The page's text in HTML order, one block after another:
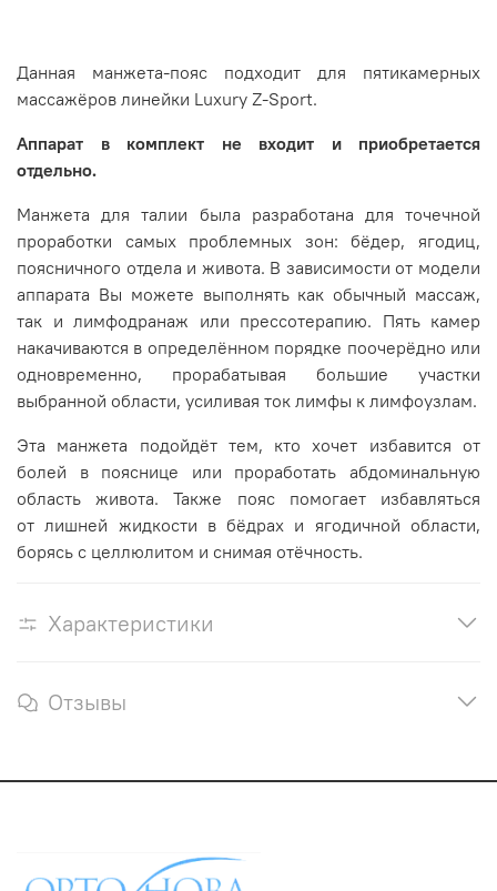
Данная манжета-пояс подходит для пятикамерных
массажёров линейки Luxury Z-Sport.
Аппарат в комплект не входит и приобретается
отдельно.
Манжета для талии была разработана для точечной
проработки самых проблемных зон: бёдер, ягодиц,
поясничного отдела и живота. В зависимости от модели
аппарата Вы можете выполнять как обычный массаж,
так и лимфодранаж или прессотерапию. Пять камер
накачиваются в определённом порядке поочерёдно или
одновременно, прорабатывая большие участки
выбранной области, усиливая ток лимфы к лимфоузлам.
Эта манжета подойдёт тем, кто хочет избавится от
болей в пояснице или проработать абдоминальную
область живота. Также пояс помогает избавляться
от лишней жидкости в бёдрах и ягодичной области,
борясь с целлюлитом и снимая отёчность.
Характеристики
Отзывы